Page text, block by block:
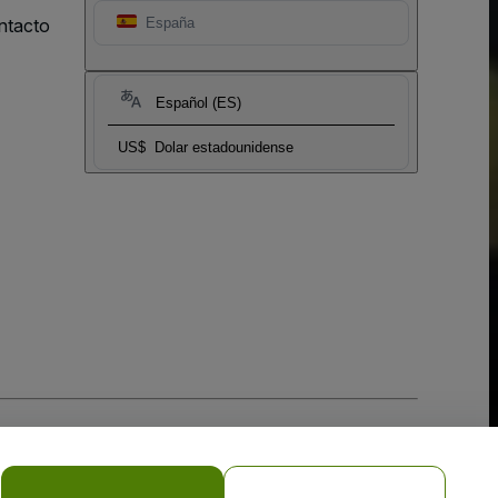
España
Español (ES)
US$ Dolar estadounidense
laPolítica de Privacidad para Móviles